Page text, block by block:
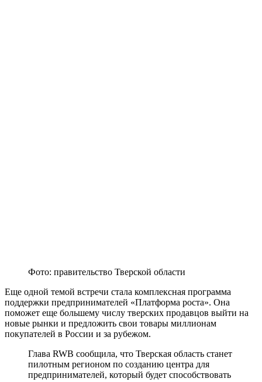
Фото: правительство Тверской области
Еще одной темой встречи стала комплексная программа
поддержки предпринимателей «Платформа роста». Она
поможет еще большему числу тверских продавцов выйти на
новые рынки и предложить свои товары миллионам
покупателей в России и за рубежом.
Глава RWB сообщила, что Тверская область станет
пилотным регионом по созданию центра для
предпринимателей, который будет способствовать